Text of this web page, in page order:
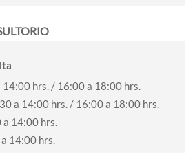
14:00 hrs. / 16:00 a 18:00 hrs.
a 14:00 hrs. / 16:00 a 18:00 hrs.
a 14:00 hrs.
14:00 hrs.